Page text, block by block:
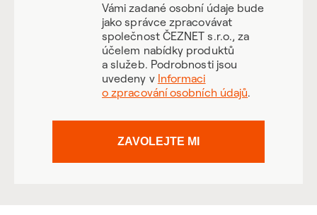
Vámi zadané osobní údaje bude
jako správce zpracovávat
společnost ČEZNET s.r.o., za
účelem nabídky produktů
a služeb. Podrobnosti jsou
uvedeny v Informaci
o zpracování osobních údajů.
ZAVOLEJTE MI